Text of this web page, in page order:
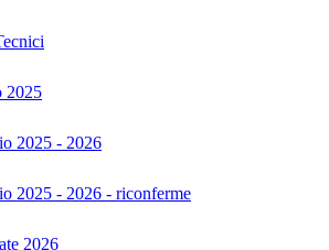
2025
2025 - 2026
2025 - 2026 - riconferme
2026